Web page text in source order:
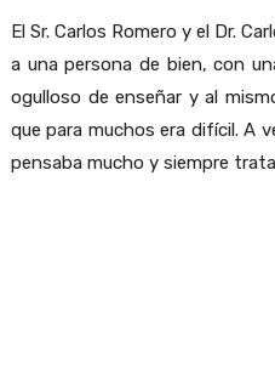
El Sr. Carlos Romero y el Dr.
a una persona de bien, con
ogulloso de enseñar y al
que para muchos era difícil. A
pensaba mucho y siempre